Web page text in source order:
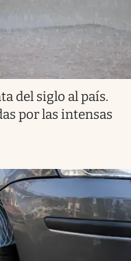
del siglo al país.
por las intensas